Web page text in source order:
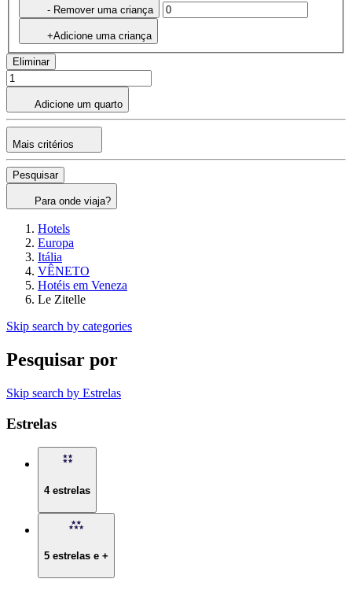
- Remover uma criança
+Adicione uma criança
Eliminar
Adicione um quarto
Mais critérios
Pesquisar
Para onde viaja?
Hotels
Europa
Itália
VÊNETO
Hotéis em Veneza
Le Zitelle
Skip search by categories
Pesquisar por
Skip search by Estrelas
Estrelas
4 estrelas
5 estrelas e +